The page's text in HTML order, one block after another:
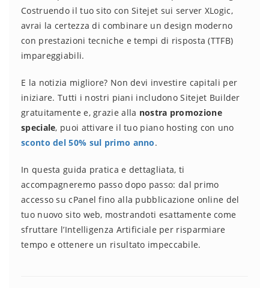
Costruendo il tuo sito con Sitejet sui server XLogic,
avrai la certezza di combinare un design moderno
con prestazioni tecniche e tempi di risposta (TTFB)
impareggiabili.
E la notizia migliore? Non devi investire capitali per
iniziare. Tutti i nostri piani includono Sitejet Builder
gratuitamente e, grazie alla nostra promozione
speciale, puoi attivare il tuo piano hosting con uno
sconto del 50% sul primo anno.
In questa guida pratica e dettagliata, ti
accompagneremo passo dopo passo: dal primo
accesso su cPanel fino alla pubblicazione online del
tuo nuovo sito web, mostrandoti esattamente come
sfruttare l’Intelligenza Artificiale per risparmiare
tempo e ottenere un risultato impeccabile.